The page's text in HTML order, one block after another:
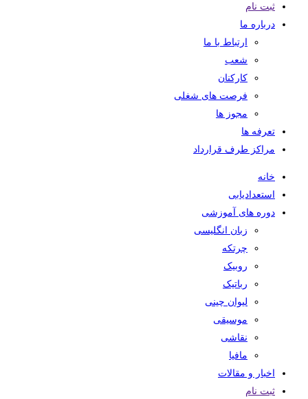
ثبت نام
درباره ما
ارتباط با ما
شعب
کارکنان
فرصت های شغلی
مجوز ها
تعرفه ها
مراکز طرف قرارداد
خانه
استعدادیابی
دوره های آموزشی
زبان انگلیسی
چرتکه
روبیک
رباتیک
لیوان چینی
موسیقی
نقاشی
مافیا
اخبار و مقالات
ثبت نام